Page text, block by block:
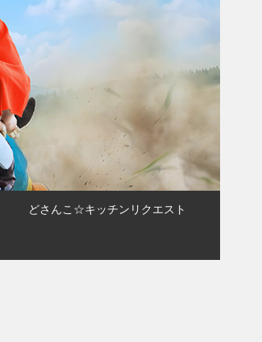
どさんこ☆キッチンリクエスト